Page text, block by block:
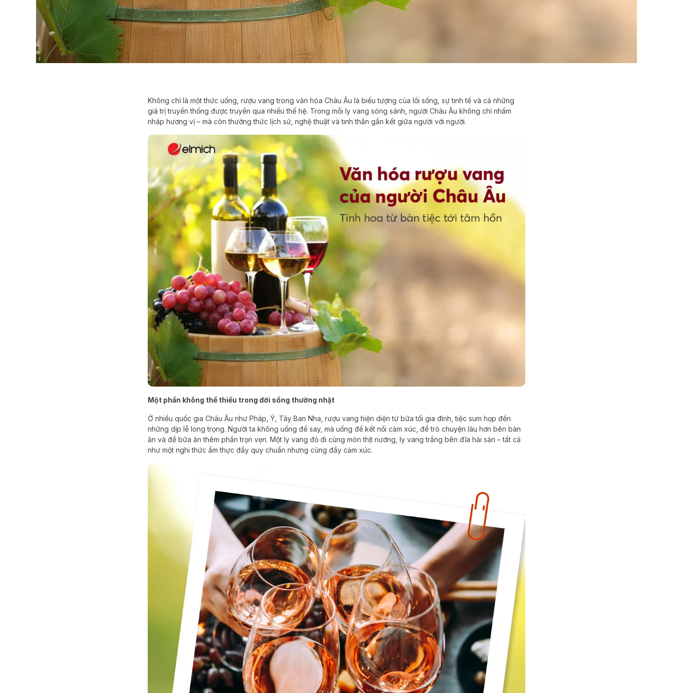
Không chỉ là một thức uống, rượu vang trong văn hóa Châu Âu là biểu tượng của lối sống, sự tinh tế và cả những
giá trị truyền thống được truyền qua nhiều thế hệ. Trong mỗi ly vang sóng sánh, người Châu Âu không chỉ nhấm
nháp hương vị – mà còn thưởng thức lịch sử, nghệ thuật và tinh thần gắn kết giữa người với người.
Một phần không thể thiếu trong đời sống thường nhật
Ở nhiều quốc gia Châu Âu như Pháp, Ý, Tây Ban Nha, rượu vang hiện diện từ bữa tối gia đình, tiệc sum họp đến
những dịp lễ long trọng. Người ta không uống để say, mà uống để kết nối cảm xúc, để trò chuyện lâu hơn bên bàn
ăn và để bữa ăn thêm phần trọn vẹn. Một ly vang đỏ đi cùng món thịt nướng, ly vang trắng bên đĩa hải sản – tất cả
như một nghi thức ẩm thực đầy quy chuẩn nhưng cũng đầy cảm xúc.